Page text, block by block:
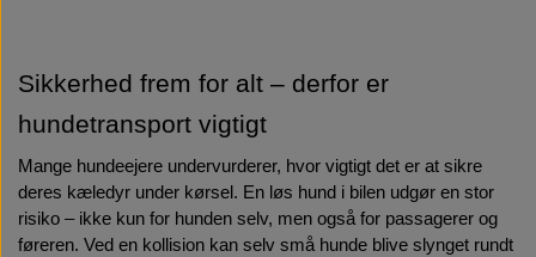
Sikkerhed frem for alt – derfor er
hundetransport vigtigt
Mange hundeejere undervurderer, hvor vigtigt det er at sikre
deres kæledyr under kørsel. En løs hund i bilen udgør en stor
risiko – ikke kun for hunden selv, men også for passagerer og
føreren. Ved en kollision kan selv små hunde blive slynget rundt